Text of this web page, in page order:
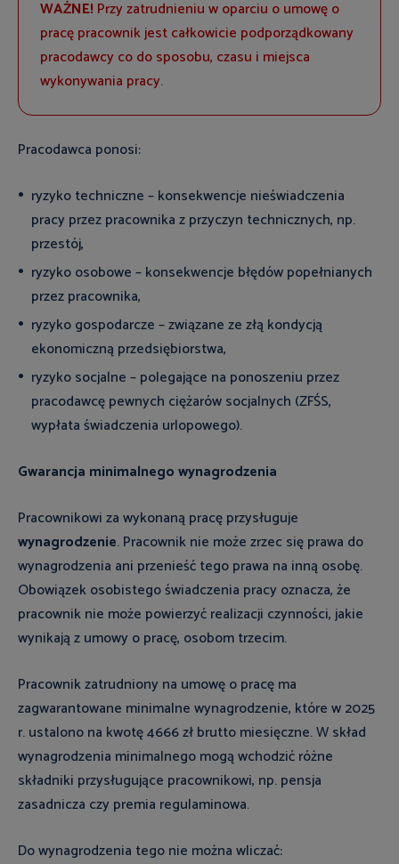
WAŻNE! Przy zatrudnieniu w oparciu o umowę o
pracę pracownik jest całkowicie podporządkowany
pracodawcy co do sposobu, czasu i miejsca
wykonywania pracy.
Pracodawca ponosi:
ryzyko techniczne – konsekwencje nieświadczenia
pracy przez pracownika z przyczyn technicznych, np.
przestój,
ryzyko osobowe – konsekwencje błędów popełnianych
przez pracownika,
ryzyko gospodarcze – związane ze złą kondycją
ekonomiczną przedsiębiorstwa,
ryzyko socjalne – polegające na ponoszeniu przez
pracodawcę pewnych ciężarów socjalnych (ZFŚS,
wypłata świadczenia urlopowego).
Gwarancja minimalnego wynagrodzenia
Pracownikowi za wykonaną pracę przysługuje
wynagrodzenie. Pracownik nie może zrzec się prawa do
wynagrodzenia ani przenieść tego prawa na inną osobę.
Obowiązek osobistego świadczenia pracy oznacza, że
pracownik nie może powierzyć realizacji czynności, jakie
wynikają z umowy o pracę, osobom trzecim.
Pracownik zatrudniony na umowę o pracę ma
zagwarantowane minimalne wynagrodzenie, które w 2025
r. ustalono na kwotę 4666 zł bruttomiesięczne. W skład
wynagrodzenia minimalnego mogą wchodzić różne
składniki przysługujące pracownikowi, np. pensja
zasadnicza czy premia regulaminowa.
Do wynagrodzenia tego nie można wliczać: